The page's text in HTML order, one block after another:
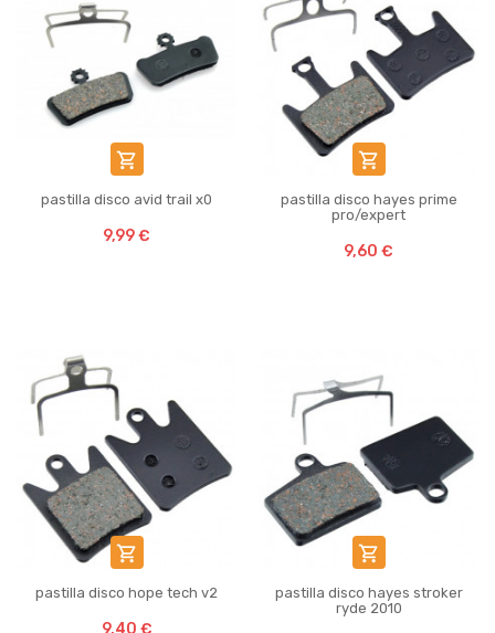

pastilla disco avid trail x0
9,99 €

pastilla disco hayes prime
pro/expert
9,60 €

pastilla disco hope tech v2
9,40 €

pastilla disco hayes stroker
ryde 2010